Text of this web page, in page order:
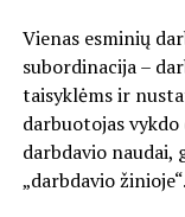
Vienas esminių
subordinacija –
taisyklėms ir
darbuotojas
darbdavio naudai,
„darbdavio žinioje“.